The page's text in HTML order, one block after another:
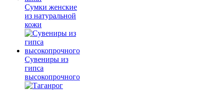
Сумки женские
из натуральной
кожи
Сувениры из
гипса
высокопрочного